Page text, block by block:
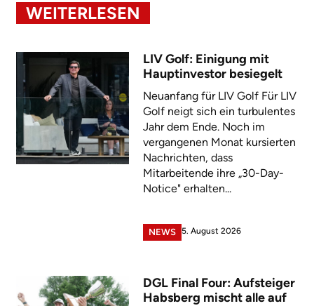
WEITERLESEN
LIV Golf: Einigung mit
Hauptinvestor besiegelt
Neuanfang für LIV Golf Für LIV
Golf neigt sich ein turbulentes
Jahr dem Ende. Noch im
vergangenen Monat kursierten
Nachrichten, dass
Mitarbeitende ihre „30-Day-
Notice" erhalten...
NEWS 5. August 2026
DGL Final Four: Aufsteiger
Habsberg mischt alle auf